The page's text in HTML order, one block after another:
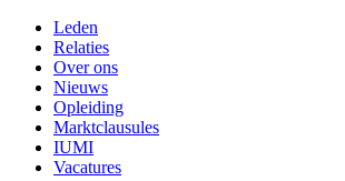
Leden
Relaties
Over ons
Nieuws
Opleiding
Marktclausules
IUMI
Vacatures